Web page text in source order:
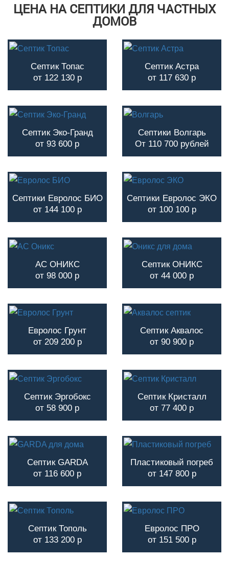
ЦЕНА НА СЕПТИКИ ДЛЯ ЧАСТНЫХ
ДОМОВ
Септик Топас
от 122 130 р
Септик Астра
от 117 630 р
Септик Эко-Гранд
от 93 600 р
Септики Волгарь
От 110 700 рублей
Септики Евролос БИО
от 144 100 р
Септики Евролос ЭКО
от 100 100 р
АС ОНИКС
от 98 000 р
Септик ОНИКС
от 44 000 р
Евролос Грунт
от 209 200 р
Септик Аквалос
от 90 900 р
Септик Эргобокс
от 58 900 р
Септик Кристалл
от 77 400 р
Септик GARDA
от 116 600 р
Пластиковый погреб
от 147 800 р
Септик Тополь
от 133 200 р
Евролос ПРО
от 151 500 р